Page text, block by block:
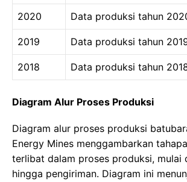
2020 Data produksi tahun
2019 Data produksi tahun
2018 Data produksi tahun
Diagram Alur Proses Produksi
Diagram alur proses produksi
Energy Mines menggambarkan
terlibat dalam proses produksi, mulai
hingga pengiriman. Diagram ini